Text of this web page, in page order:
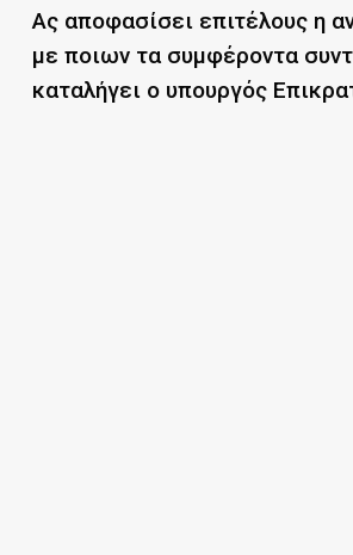
Ας αποφασίσει επιτέλους η
με ποιων τα συμφέροντα
καταλήγει ο υπουργός